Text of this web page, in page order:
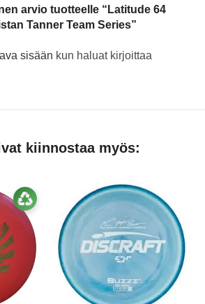
arvio tuotteelle “Latitude 64
Tanner Team Series”
sisään kun haluat kirjoittaa
kiinnostaa myös: